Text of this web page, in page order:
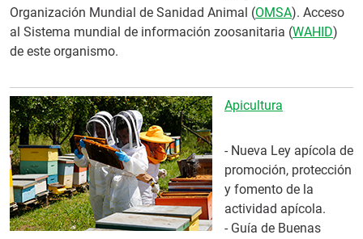
Organización Mundial de Sanidad Animal (OMSA). Acceso
al Sistema mundial de información zoosanitaria (WAHID)
de este organismo.
Apicultura
- Nueva Ley apícola de
promoción, protección
y fomento de la
actividad apícola.
- Guía de Buenas